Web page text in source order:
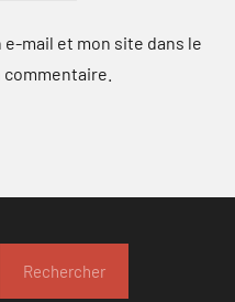
mail et mon site dans le
Rechercher